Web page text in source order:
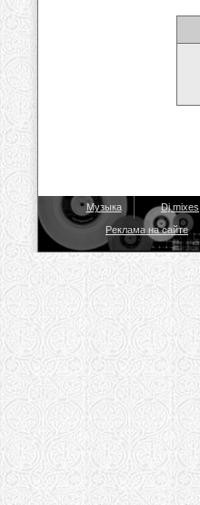
Музыка Dj mixes
Реклама на сайте